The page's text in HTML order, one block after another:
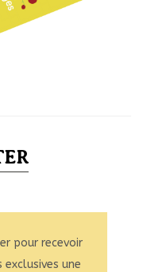
pour recevoir
une